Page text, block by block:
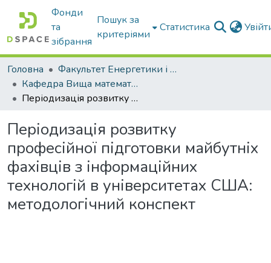
Фонди
та
зібрання
Пошук за
критеріями
Статистика
Головна
Факультет Енергетики і комп'ютерних технологій
Кафедра Вища математика та фізика
Періодизація розвитку професійної підготовки майбутніх фахівців з інформаційних технологій в університетах США: методологічний конспект
Періодизація розвитку
професійної підготовки майбутніх
фахівців з інформаційних
технологій в університетах США:
методологічний конспект